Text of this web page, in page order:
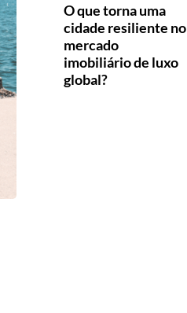
O que torna uma
cidade resiliente no
mercado
imobiliário de luxo
global?